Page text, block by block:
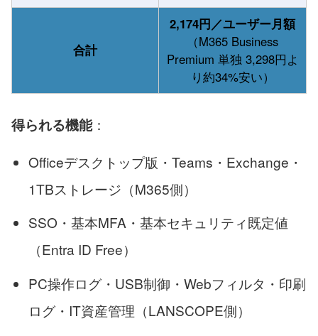
合計
2,174円／ユーザー月額
（M365 Business
Premium 単独 3,298円よ
り約34%安い）
得られる機能：
Officeデスクトップ版・Teams・Exchange・
1TBストレージ（M365側）
SSO・基本MFA・基本セキュリティ既定値
（Entra ID Free）
PC操作ログ・USB制御・Webフィルタ・印刷
ログ・IT資産管理（LANSCOPE側）